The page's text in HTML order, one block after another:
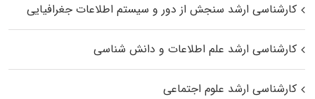
کارشناسی ارشد سنجش از دور و سیستم اطلاعات جغرافیایی
کارشناسی ارشد علم اطلاعات و دانش شناسی
کارشناسی ارشد علوم اجتماعی